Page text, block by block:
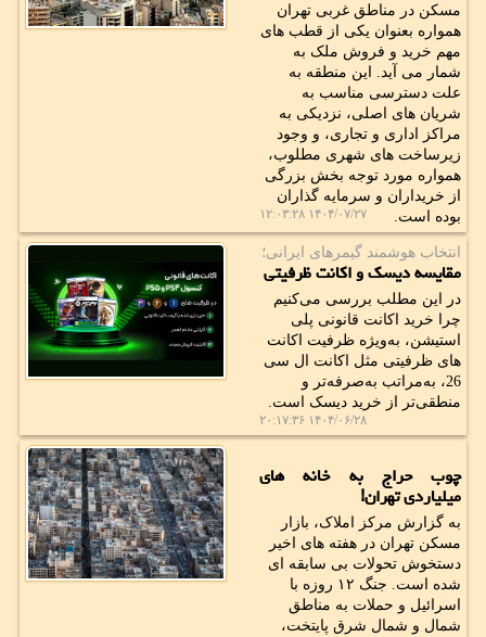
مسکن در مناطق غربی تهران
همواره بعنوان یکی از قطب های
مهم خرید و فروش ملک به
شمار می آید. این منطقه به
علت دسترسی مناسب به
شریان های اصلی، نزدیکی به
مراکز اداری و تجاری، و وجود
زیرساخت های شهری مطلوب،
همواره مورد توجه بخش بزرگی
از خریداران و سرمایه گذاران
بوده است.
۱۴۰۴/۰۷/۲۷ ۱۲:۰۳:۲۸
انتخاب هوشمند گیمرهای ایرانی؛
مقایسه دیسک و اکانت ظرفیتی
در این مطلب بررسی می‌کنیم
چرا خرید اکانت قانونی پلی
استیشن، به‌ویژه ظرفیت‌ اکانت
های ظرفیتی مثل اکانت ال سی
26، به‌مراتب به‌صرفه‌تر و
منطقی‌تر از خرید دیسک است.
۱۴۰۴/۰۶/۲۸ ۲۰:۱۷:۳۶
چوب حراج به خانه های
میلیاردی تهران!
به گزارش مرکز املاک، بازار
مسکن تهران در هفته های اخیر
دستخوش تحولات بی سابقه ای
شده است. جنگ ۱۲ روزه با
اسرائیل و حملات به مناطق
شمال و شمال شرق پایتخت،